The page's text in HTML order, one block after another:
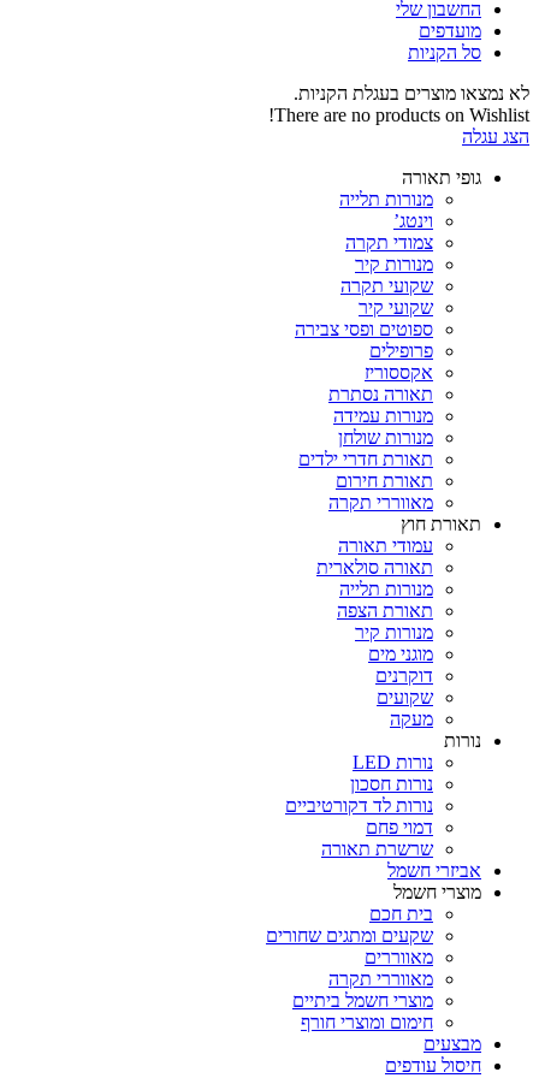
החשבון שלי‬
‫מועדפים‬‬
סל הקניות
לא נמצאו מוצרים בעגלת הקניות.
There are no products on Wishlist!
הצג עגלה
גופי תאורה
מנורות תלייה
וינטג’
צמודי תקרה
מנורות קיר
שקועי תקרה
שקועי קיר
ספוטים ופסי צבירה
פרופילים
אקססוריז
תאורה נסתרת
מנורות עמידה
מנורות שולחן
תאורת חדרי ילדים
תאורת חירום
מאווררי תקרה
תאורת חוץ
עמודי תאורה
תאורה סולארית
מנורות תלייה
תאורת הצפה
מנורות קיר
מוגני מים
דוקרנים
שקועים
מעקה
נורות
נורות LED
נורות חסכון
נורות לד דקורטיביים
דמוי פחם
שרשרת תאורה
אביזרי חשמל
מוצרי חשמל
בית חכם
שקעים ומתגים שחורים
מאווררים
מאווררי תקרה
מוצרי חשמל ביתיים
חימום ומוצרי חורף
מבצעים
חיסול עודפים